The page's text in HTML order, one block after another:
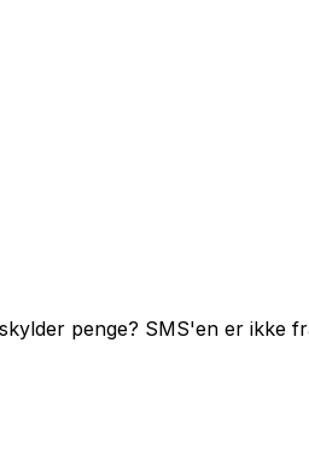
penge? SMS'en er ikke